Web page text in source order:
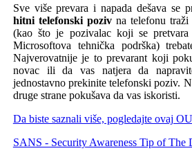
Sve više prevara i napada dešava se
hitni telefonski pozivna telefonu traži
(kao što je pozivalac koji se
Microsoftova tehnička podrška)
Najverovatnije je to prevarant koji
novac ili da vas natjera da
jednostavno prekinite telefonski poziv.
druge strane pokušava da vas iskoristi.
Da biste saznali više, pogledajte ovaj
SANS - Security Awareness Tip of The